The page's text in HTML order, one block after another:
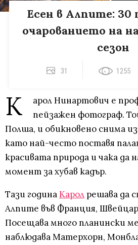
Есен в Алпите: 30
очарованието на
сезон
31 1255
К
арол Нинартович е
пейзажен фотограф.
Полша, и обикновено снима
като най-често поставя
красивата природа и чака да
момент за хубав кадър.
Тази годинаКарол решава да
Алпите във Франция,
Посещава много планински
наблюдава Матерхорн,